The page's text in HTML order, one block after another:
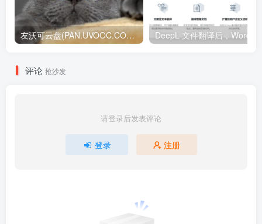
友沃可云盘(PAN.UVOOC.COM)如何使用及更新日志
评论 抢沙发
请登录后发表评论
登录 注册